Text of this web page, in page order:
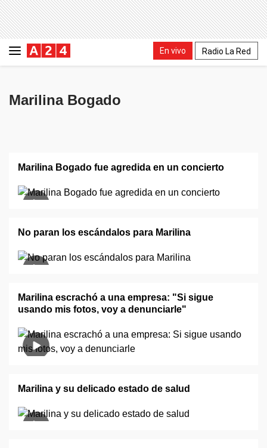
En vivo Radio La Red
Marilina Bogado
Marilina Bogado fue agredida en un concierto
No paran los escándalos para Marilina
Marilina escrachó a una empresa: "Si sigue
usando mis fotos, voy a denunciarle"
Marilina y su delicado estado de salud